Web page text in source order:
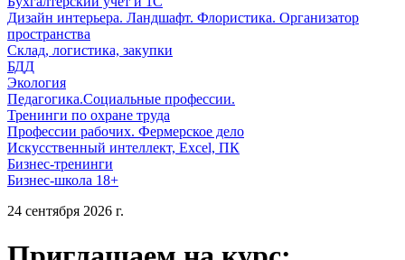
Дизайн интерьера. Ландшафт. Флористика. Организатор
пространства
Склад, логистика, закупки
БДД
Экология
Педагогика.Социальные профессии.
Тренинги по охране труда
Профессии рабочих. Фермерское дело
Искусственный интеллект, Excel, ПК
Бизнес-тренинги
Бизнес-школа 18+
24 сентября 2026 г.